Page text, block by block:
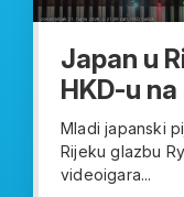
Japan u
HKD-u
Mladi japanski
Rijeku glazbu
videoigara...